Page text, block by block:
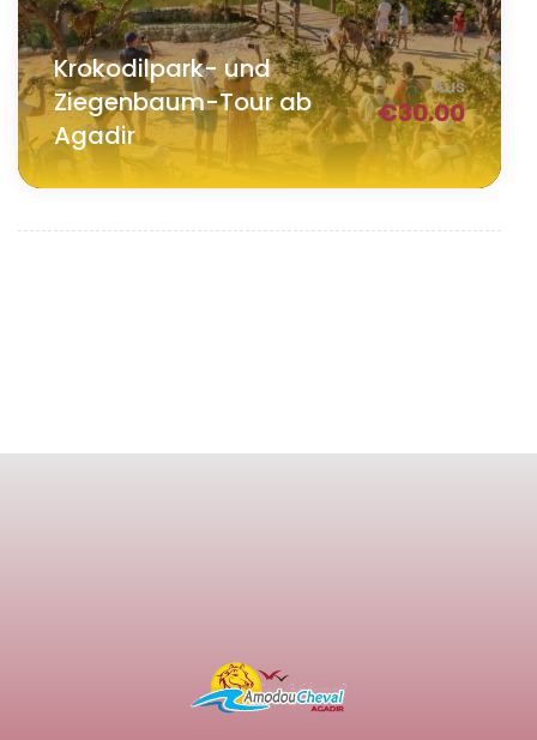
Krokodilpark- und
Ziegenbaum-Tour ab
Agadir
Aus
€30.00